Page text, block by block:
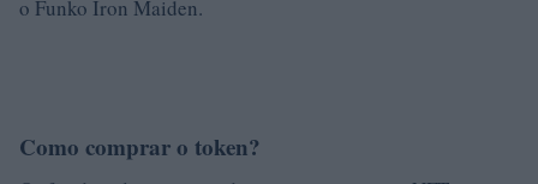
o Funko Iron Maiden.
Como comprar o token?